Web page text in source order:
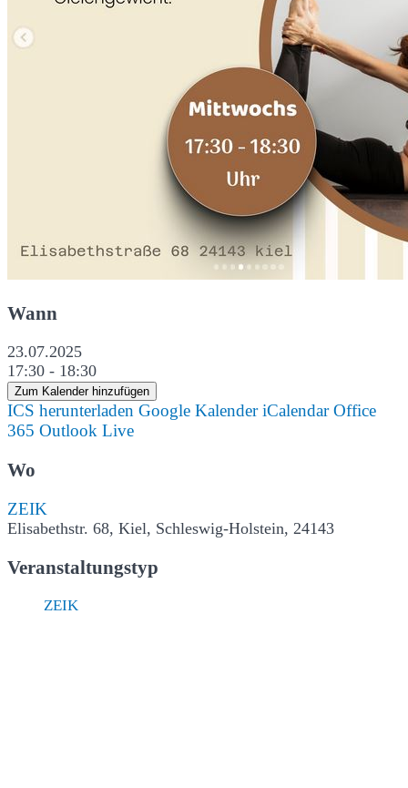
Wann
23.07.2025
17:30 - 18:30
Zum Kalender hinzufügen
ICS herunterladen Google Kalender iCalendar Office
365 Outlook Live
Wo
ZEIK
Elisabethstr. 68, Kiel, Schleswig-Holstein, 24143
Veranstaltungstyp
ZEIK